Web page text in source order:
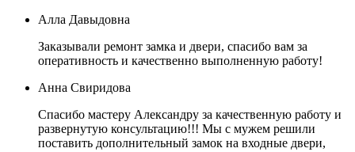
Алла Давыдовна
Заказывали ремонт замка и двери, спасибо вам за
оперативность и качественно выполненную работу!
Анна Свиридова
Спасибо мастеру Александру за качественную работу и
развернутую консультацию!!! Мы с мужем решили
поставить дополнительный замок на входные двери,